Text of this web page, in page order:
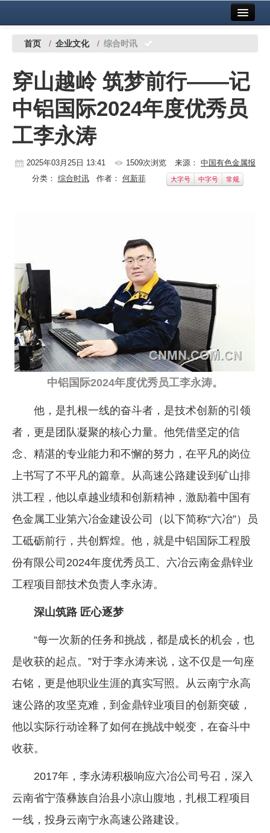
中国有色金属报社主办 广告服务
铜镍铅锌
铝
稀有稀土
有色市场
科技
党建工作
企业文化
《资源再生》杂志
行情报价
数字报
首页 / 企业文化 / 综合时讯
穿山越岭 筑梦前行——记
中铝国际2024年度优秀员
工李永涛
2025年03月25日 13:41 1509次浏览 来源： 中国有色金属报
分类： 综合时讯作者： 何新菲 大字号 中字号 常规
中铝国际2024年度优秀员工李永涛。
他，是扎根一线的奋斗者，是技术创新的引领
者，更是团队凝聚的核心力量。他凭借坚定的信
念、精湛的专业能力和不懈的努力，在平凡的岗位
上书写了不平凡的篇章。从高速公路建设到矿山排
洪工程，他以卓越业绩和创新精神，激励着中国有
色金属工业第六冶金建设公司（以下简称“六冶”）员
工砥砺前行，共创辉煌。他，就是中铝国际工程股
份有限公司2024年度优秀员工、六冶云南金鼎锌业
工程项目部技术负责人李永涛。
深山筑路 匠心逐梦
“每一次新的任务和挑战，都是成长的机会，也
是收获的起点。”对于李永涛来说，这不仅是一句座
右铭，更是他职业生涯的真实写照。从云南宁永高
速公路的攻坚克难，到金鼎锌业项目的创新突破，
他以实际行动诠释了如何在挑战中蜕变，在奋斗中
收获。
2017年，李永涛积极响应六冶公司号召，深入
云南省宁蒗彝族自治县小凉山腹地，扎根工程项目
一线，投身云南宁永高速公路建设。